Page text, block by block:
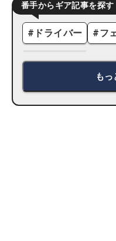
番手からギア記事を探す
# ドライバー #フ
もっ